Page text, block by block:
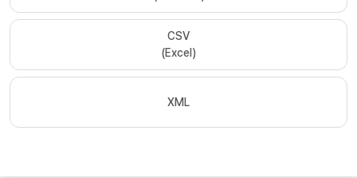
CSV
(Excel)
XML